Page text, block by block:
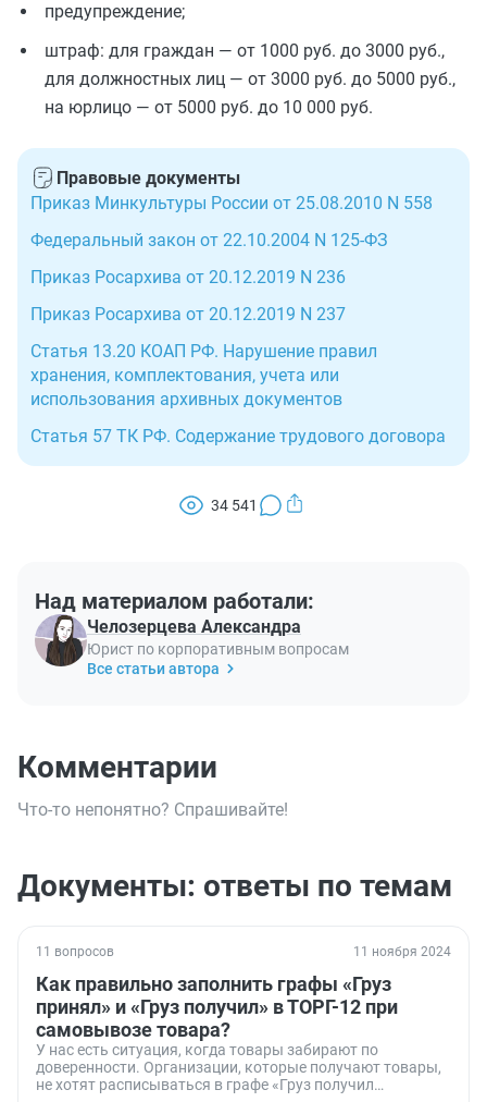
предупреждение;
штраф: для граждан — от 1000 руб. до 3000 руб.,
для должностных лиц — от 3000 руб. до 5000 руб.,
на юрлицо — от 5000 руб. до 10 000 руб.
Правовые документы
Приказ Минкультуры России от 25.08.2010 N 558
Федеральный закон от 22.10.2004 N 125-ФЗ
Приказ Росархива от 20.12.2019 N 236
Приказ Росархива от 20.12.2019 N 237
Статья 13.20 КОАП РФ. Нарушение правил
хранения, комплектования, учета или
использования архивных документов
Статья 57 ТК РФ. Содержание трудового договора
34 541
Над материалом работали:
Челозерцева Александра
Юрист по корпоративным вопросам
Все статьи автора
Комментарии
Что-то непонятно? Спрашивайте!
Документы: ответы по темам
11 вопросов 11 ноября 2024
Как правильно заполнить графы «Груз
принял» и «Груз получил» в ТОРГ-12 при
самовывозе товара?
У нас есть ситуация, когда товары забирают по
доверенности. Организации, которые получают товары,
не хотят расписываться в графе «Груз получил